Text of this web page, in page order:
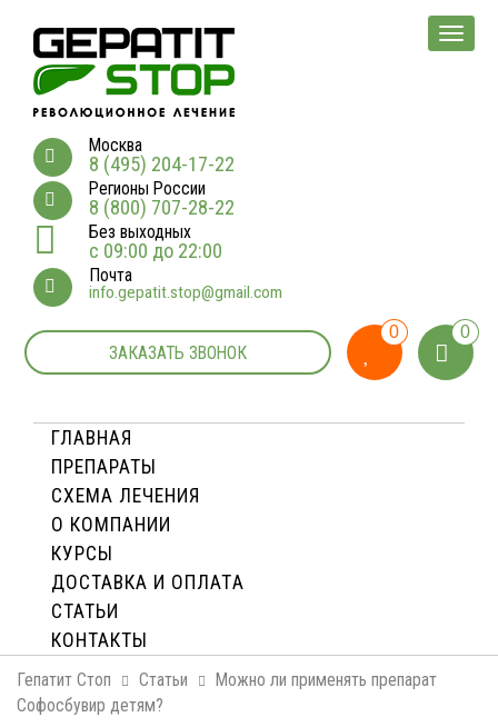
Москва
8 (495) 204-17-22
Регионы России
8 (800) 707-28-22
Без выходных
с 09:00 до 22:00
Почта
info.gepatit.stop@gmail.com
ЗАКАЗАТЬ ЗВОНОК
0 0
ГЛАВНАЯ
ПРЕПАРАТЫ
СХЕМА ЛЕЧЕНИЯ
О КОМПАНИИ
КУРСЫ
ДОСТАВКА И ОПЛАТA
СТАТЬИ
КОНТАКТЫ
Гепатит Стоп Статьи
Можно ли применять препарат
Софосбувир детям?